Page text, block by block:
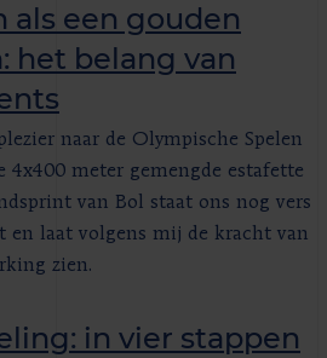
als een gouden
het belang van
naar de Olympische Spelen
4x400 meter gemengde estafette
van Bol staat ons nog vers
en laat volgens mij de kracht van
zien.
in vier stappen